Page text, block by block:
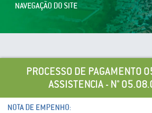
NAVEGAÇÃO DO SITE
PROCESSO DE
ASSISTENCIA - N°
NOTA DE EMPENHO: